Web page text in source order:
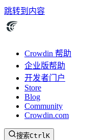
跳转到内容
Crowdin 帮助
企业版帮助
开发者门户
Store
Blog
Community
Crowdin.com
搜索CtrlK